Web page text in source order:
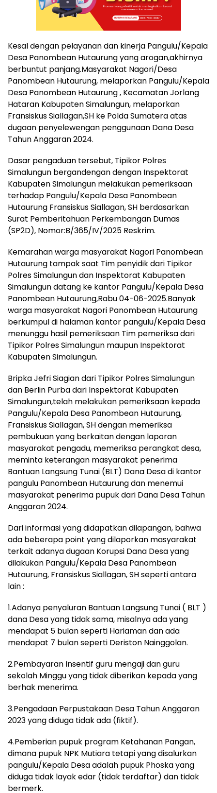
Kesal dengan pelayanan dan kinerja Pangulu/Kepala
Desa Panombean Hutaurung yang arogan,akhirnya
berbuntut panjang.Masyarakat Nagori/Desa
Panombean Hutaurung, melaporkan Pangulu/Kepala
Desa Panombean Hutaurung , Kecamatan Jorlang
Hataran Kabupaten Simalungun, melaporkan
Fransiskus Siallagan,SH ke Polda Sumatera atas
dugaan penyelewengan penggunaan Dana Desa
Tahun Anggaran 2024.
Dasar pengaduan tersebut, Tipikor Polres
Simalungun bergandengan dengan Inspektorat
Kabupaten Simalungun melakukan pemeriksaan
terhadap Pangulu/Kepala Desa Panombean
Hutaurung Fransiskus Siallagan, SH berdasarkan
Surat Pemberitahuan Perkembangan Dumas
(SP2D), Nomor:B/365/IV/2025 Reskrim.
Kemarahan warga masyarakat Nagori Panombean
Hutaurung tampak saat Tim penyidik dari Tipikor
Polres Simalungun dan Inspektorat Kabupaten
Simalungun datang ke kantor Pangulu/Kepala Desa
Panombean Hutaurung,Rabu 04-06-2025.Banyak
warga masyarakat Nagori Panombean Hutaurung
berkumpul di halaman kantor pangulu/Kepala Desa
menunggu hasil pemeriksaan Tim pemeriksa dari
Tipikor Polres Simalungun maupun Inspektorat
Kabupaten Simalungun.
Bripka Jefri Siagian dari Tipikor Polres Simalungun
dan Berlin Purba dari Inspektorat Kabupaten
Simalungun,telah melakukan pemeriksaan kepada
Pangulu/Kepala Desa Panombean Hutaurung,
Fransiskus Siallagan, SH dengan memeriksa
pembukuan yang berkaitan dengan laporan
masyarakat pengadu, memeriksa perangkat desa,
meminta keterangan masyarakat penerima
Bantuan Langsung Tunai (BLT) Dana Desa di kantor
pangulu Panombean Hutaurung dan menemui
masyarakat penerima pupuk dari Dana Desa Tahun
Anggaran 2024.
Dari informasi yang didapatkan dilapangan, bahwa
ada beberapa point yang dilaporkan masyarakat
terkait adanya dugaan Korupsi Dana Desa yang
dilakukan Pangulu/Kepala Desa Panombean
Hutaurung, Fransiskus Siallagan, SH seperti antara
lain :
1.Adanya penyaluran Bantuan Langsung Tunai ( BLT )
dana Desa yang tidak sama, misalnya ada yang
mendapat 5 bulan seperti Hariaman dan ada
mendapat 7 bulan seperti Deriston Nainggolan.
2.Pembayaran Insentif guru mengaji dan guru
sekolah Minggu yang tidak diberikan kepada yang
berhak menerima.
3.Pengadaan Perpustakaan Desa Tahun Anggaran
2023 yang diduga tidak ada (fiktif).
4.Pemberian pupuk program Ketahanan Pangan,
dimana pupuk NPK Mutiara tetapi yang disalurkan
pangulu/Kepala Desa adalah pupuk Phoska yang
diduga tidak layak edar (tidak terdaftar) dan tidak
bermerk.